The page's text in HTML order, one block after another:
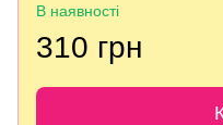
В наявності
310 грн